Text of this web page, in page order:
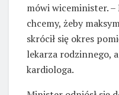
mówi wiceminister.
chcemy, żeby
skrócił się okres
lekarza rodzinnego,
kardiologa.